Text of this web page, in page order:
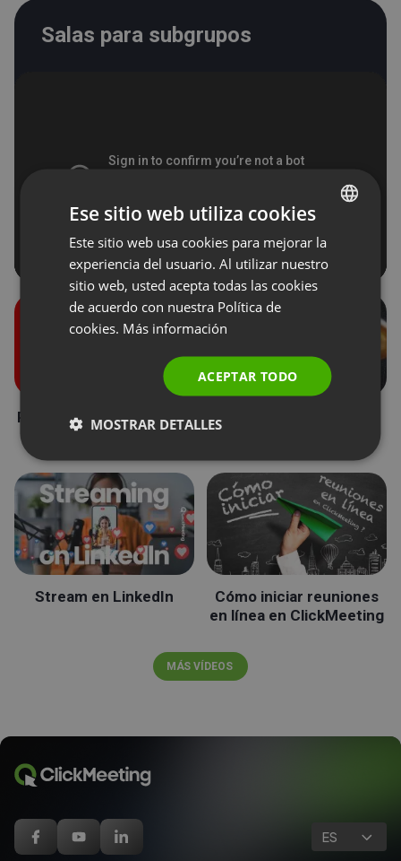
Salas para subgrupos
Roles durante un evento
Stream en LinkedIn
Cómo iniciar reuniones
en línea en ClickMeeting
MÁS VÍDEOS
ES
ENGLISH
FRENCH
RUSSIAN
SPANISH
Ese sitio web utiliza cookies
Este sitio web usa cookies para mejorar la
experiencia del usuario. Al utilizar nuestro
sitio web, usted acepta todas las cookies
de acuerdo con nuestra Política de
cookies. Más información
ACEPTAR TODO
MOSTRAR DETALLES